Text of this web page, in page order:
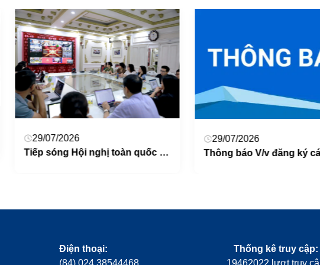
29/07/2026
Tiếp sóng Hội nghị toàn quốc nghiên cứu, học tập, quán triệt và triển khai thực hiện Nghị quyết Hội nghị lần thứ ba BCH Trung ương Đảng khoá XIV
29/07/2026
Điện thoại:
(84) 024.38544468
Thống kê truy cập:
19462022 lượt truy